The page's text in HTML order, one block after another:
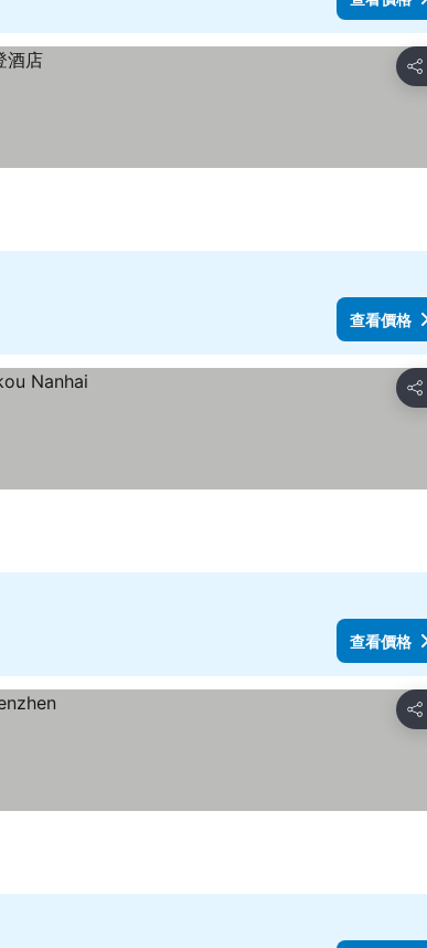
分享
查看價格
分享
查看價格
分享